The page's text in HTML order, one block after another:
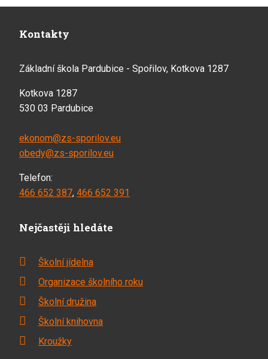
Kontakty
Základní škola Pardubice - Spořilov, Kotkova 1287
Kotkova 1287
530 03 Pardubice
ekonom@zs-sporilov.eu
obedy@zs-sporilov.eu
Telefon:
466 652 387, 466 652 391
Nejčastěji hledáte
Školní jídelna
Organizace školního roku
Školní družina
Školní knihovna
Kroužky